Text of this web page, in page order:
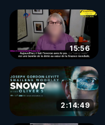
15:56
2:14:49